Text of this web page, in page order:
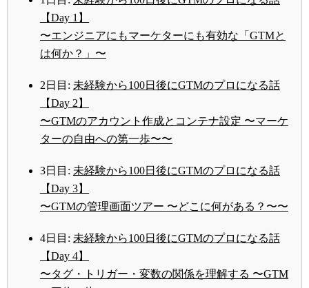
【Day 1】
〜エンジニアにもマーケターにも有効な「GTMと
は何か？」〜
2日目: 未経験から100日後にGTMのプロになる話
【Day 2】
〜GTMのアカウント作成とコンテナ設定 〜マーケ
ターの自由への第一歩〜〜
3日目: 未経験から100日後にGTMのプロになる話
【Day 3】
〜GTMの管理画面ツアー 〜どこに何がある？〜〜
4日目: 未経験から100日後にGTMのプロになる話
【Day 4】
〜タグ・トリガー・変数の関係を理解する 〜GTM